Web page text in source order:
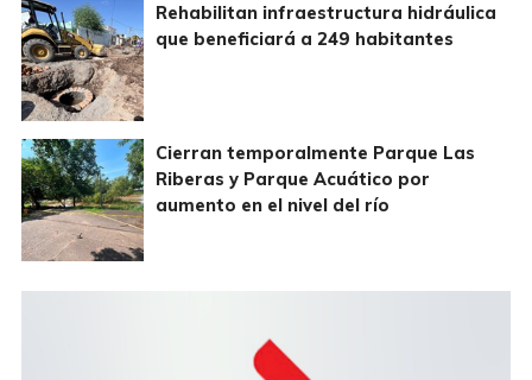
Rehabilitan infraestructura hidráulica
que beneficiará a 249 habitantes
Cierran temporalmente Parque Las
Riberas y Parque Acuático por
aumento en el nivel del río